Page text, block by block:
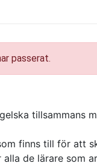
passerat.
tillsammans
finns till för att
de lärare som